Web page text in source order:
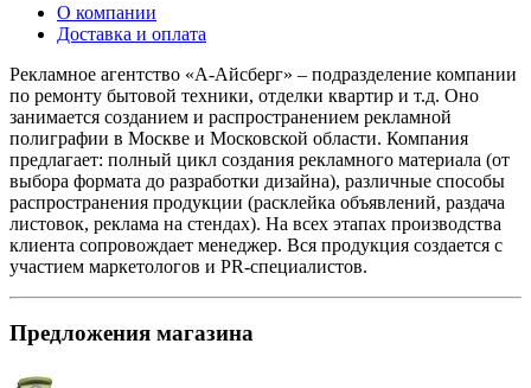
О компании
Доставка и оплата
Рекламное агентство «А-Айсберг» – подразделение компании
по ремонту бытовой техники, отделки квартир и т.д. Оно
занимается созданием и распространением рекламной
полиграфии в Москве и Московской области. Компания
предлагает: полный цикл создания рекламного материала (от
выбора формата до разработки дизайна), различные способы
распространения продукции (расклейка объявлений, раздача
листовок, реклама на стендах). На всех этапах производства
клиента сопровождает менеджер. Вся продукция создается с
участием маркетологов и PR-специалистов.
Предложения магазина